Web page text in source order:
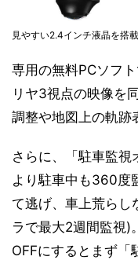
見やすい2.4インチ液晶を搭
専用の無料PCソフ
リヤ3視点の映像を
調整や地図上の軌跡
さらに、「駐車監
より駐車中も360度
て逃げ、車上荒らし
ラで最大2週間監視)
OFFにするとまず「